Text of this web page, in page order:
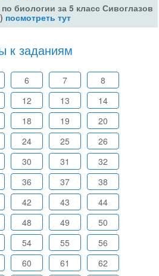
биологии за 5 класс Сивоглазов
посмотреть тут
к заданиям
6 7
8
12 13
14
18 19
20
24 25
26
30 31
32
36 37
38
42 43
44
48 49
50
54 55
56
60 61
62